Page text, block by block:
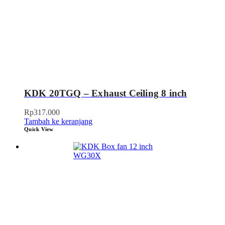
KDK 20TGQ – Exhaust Ceiling 8 inch
Rp317.000
Tambah ke keranjang
Quick View